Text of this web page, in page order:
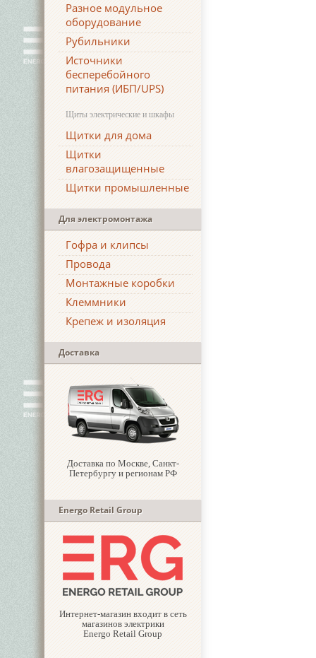
Разное модульное
оборудование
Рубильники
Источники
бесперебойного
питания (ИБП/UPS)
Щиты электрические и шкафы
Щитки для дома
Щитки
влагозащищенные
Щитки промышленные
Для электромонтажа
Гофра и клипсы
Провода
Монтажные коробки
Клеммники
Крепеж и изоляция
Доставка
Доставка по Москве, Санкт-
Петербургу и регионам РФ
Energo Retail Group
Интернет-магазин входит в сеть
магазинов электрики
Energo Retail Group